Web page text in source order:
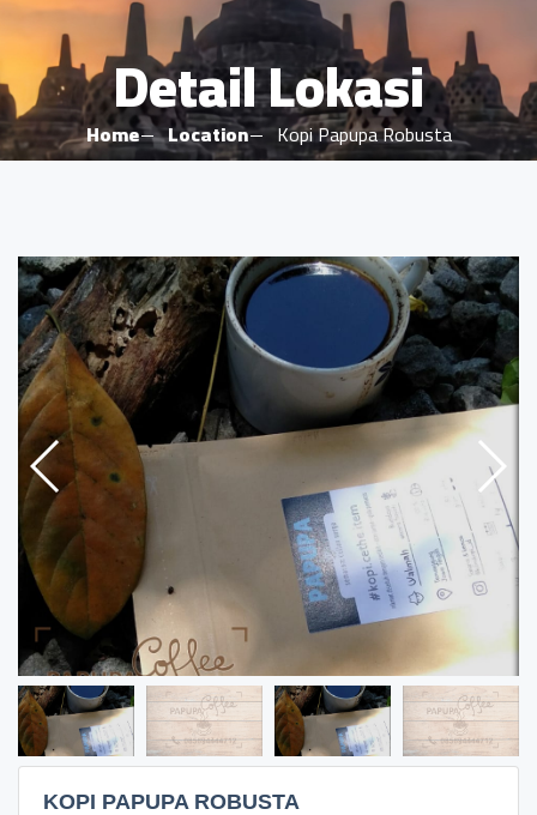
Detail Lokasi
Home Location Kopi Papupa Robusta
KOPI PAPUPA ROBUSTA